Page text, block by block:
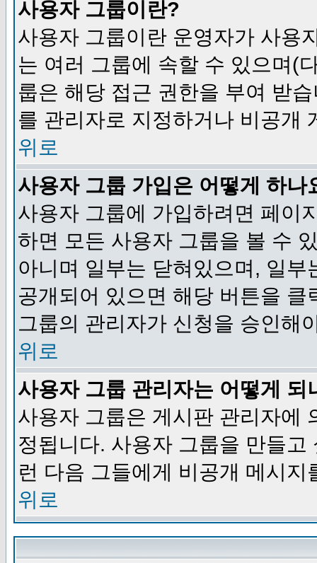
사용자 그룹이란?
사용자 그룹이란 운영자가 사용
는 여러 그룹에 속할 수 있으며(
룹은 해당 접근 권한을 부여 받
를 관리자로 지정하거나 비공개
위로
사용자 그룹 가입은 어떻게 하나
사용자 그룹에 가입하려면 페이
하면 모든 사용자 그룹을 볼 수
아니며 일부는 닫혀있으며, 일
공개되어 있으면 해당 버튼을
그룹의 관리자가 신청을 승인해
위로
사용자 그룹 관리자는 어떻게 되
사용자 그룹은 게시판 관리자에
정됩니다. 사용자 그룹을 만들
런 다음 그들에게 비공개 메시지
위로